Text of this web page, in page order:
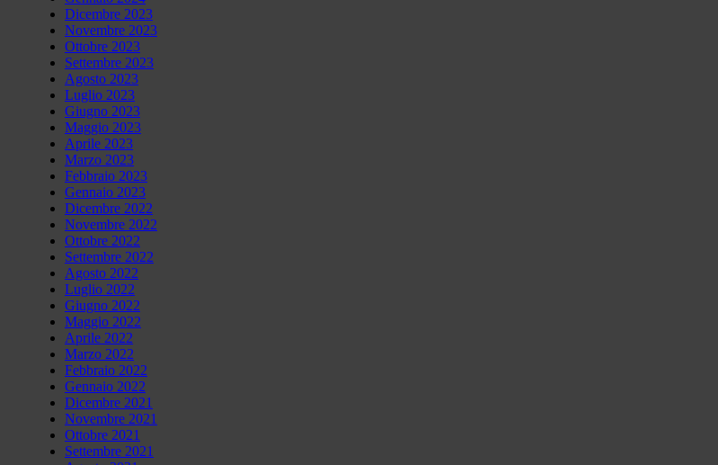
Dicembre 2023
Novembre 2023
Ottobre 2023
Settembre 2023
Agosto 2023
Luglio 2023
Giugno 2023
Maggio 2023
Aprile 2023
Marzo 2023
Febbraio 2023
Gennaio 2023
Dicembre 2022
Novembre 2022
Ottobre 2022
Settembre 2022
Agosto 2022
Luglio 2022
Giugno 2022
Maggio 2022
Aprile 2022
Marzo 2022
Febbraio 2022
Gennaio 2022
Dicembre 2021
Novembre 2021
Ottobre 2021
Settembre 2021